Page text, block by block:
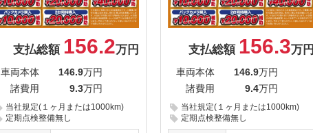
支払総額 156.2万円
車両本体 146.9万円
諸費用
9.3万円
当社規定(１ヶ月または1000km)
定期点検整備無し
支払総額 156.3万円
車両本体 146.9万円
諸費用
9.4万円
当社規定(１ヶ月または1000km)
定期点検整備無し